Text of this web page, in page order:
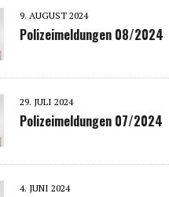
9. AUGUST 2024
Polizeimeldungen 08/2024
29. JULI 2024
Polizeimeldungen 07/2024
4. JUNI 2024